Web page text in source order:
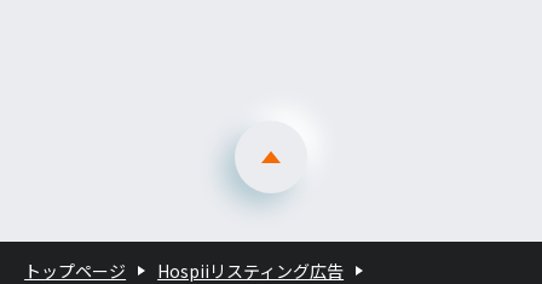
トップページ
Hospiiリスティング広告